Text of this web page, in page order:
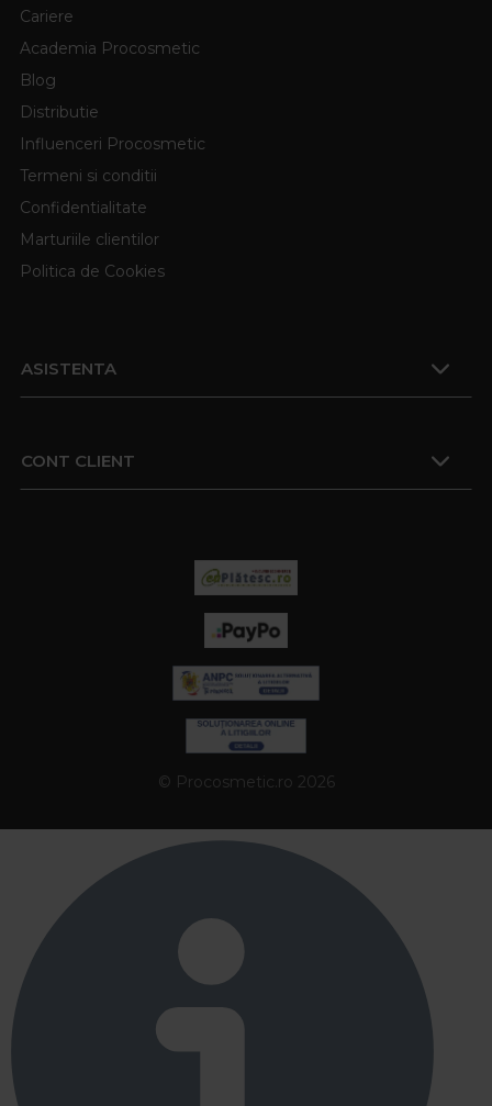
Cariere
Academia Procosmetic
Blog
Distributie
Influenceri Procosmetic
Termeni si conditii
Confidentialitate
Marturiile clientilor
Politica de Cookies
ASISTENTA
CONT CLIENT
© Procosmetic.ro 2026